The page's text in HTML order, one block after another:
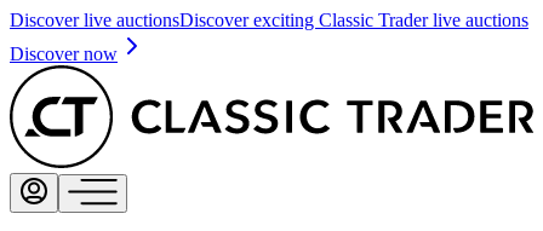
Discover live auctionsDiscover exciting Classic Trader live auctions
Discover now